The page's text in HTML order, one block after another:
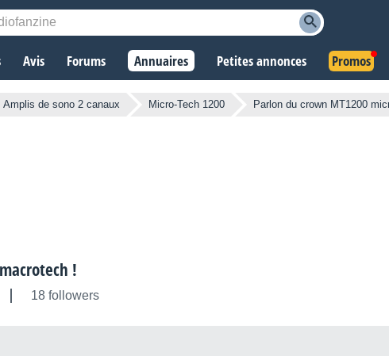
Avis Forums Annuaires Petites annonces Promos
Amplis de sono 2 canaux Micro-Tech 1200 Parlon du crown MT1200
!
18 followers